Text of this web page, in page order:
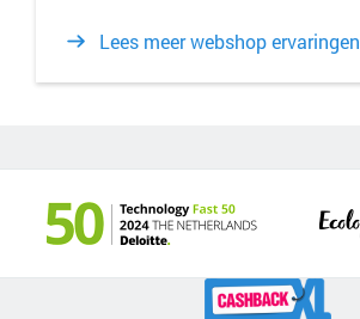
Lees meer webshop ervaringen